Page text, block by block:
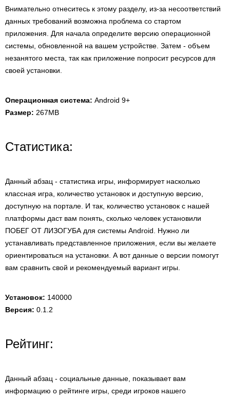
Внимательно отнеситесь к этому разделу, из-за несоответствий
данных требований возможна проблема со стартом
приложения. Для начала определите версию операционной
системы, обновленной на вашем устройстве. Затем - объем
незанятого места, так как приложение попросит ресурсов для
своей установки.
Операционная система: Android 9+
Размер: 267MB
Статистика:
Данный абзац - статистика игры, информирует насколько
классная игра, количество установок и доступную версию,
доступную на портале. И так, количество установок с нашей
платформы даст вам понять, сколько человек установили
ПОБЕГ ОТ ЛИЗОГУБА для системы Android. Нужно ли
устанавливать представленное приложения, если вы желаете
ориентироваться на установки. А вот данные о версии помогут
вам сравнить свой и рекомендуемый вариант игры.
Установок: 140000
Версия: 0.1.2
Рейтинг:
Данный абзац - социальные данные, показывает вам
информацию о рейтинге игры, среди игроков нашего